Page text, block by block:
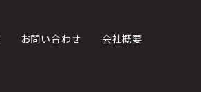
お問い合わせ 会社概要